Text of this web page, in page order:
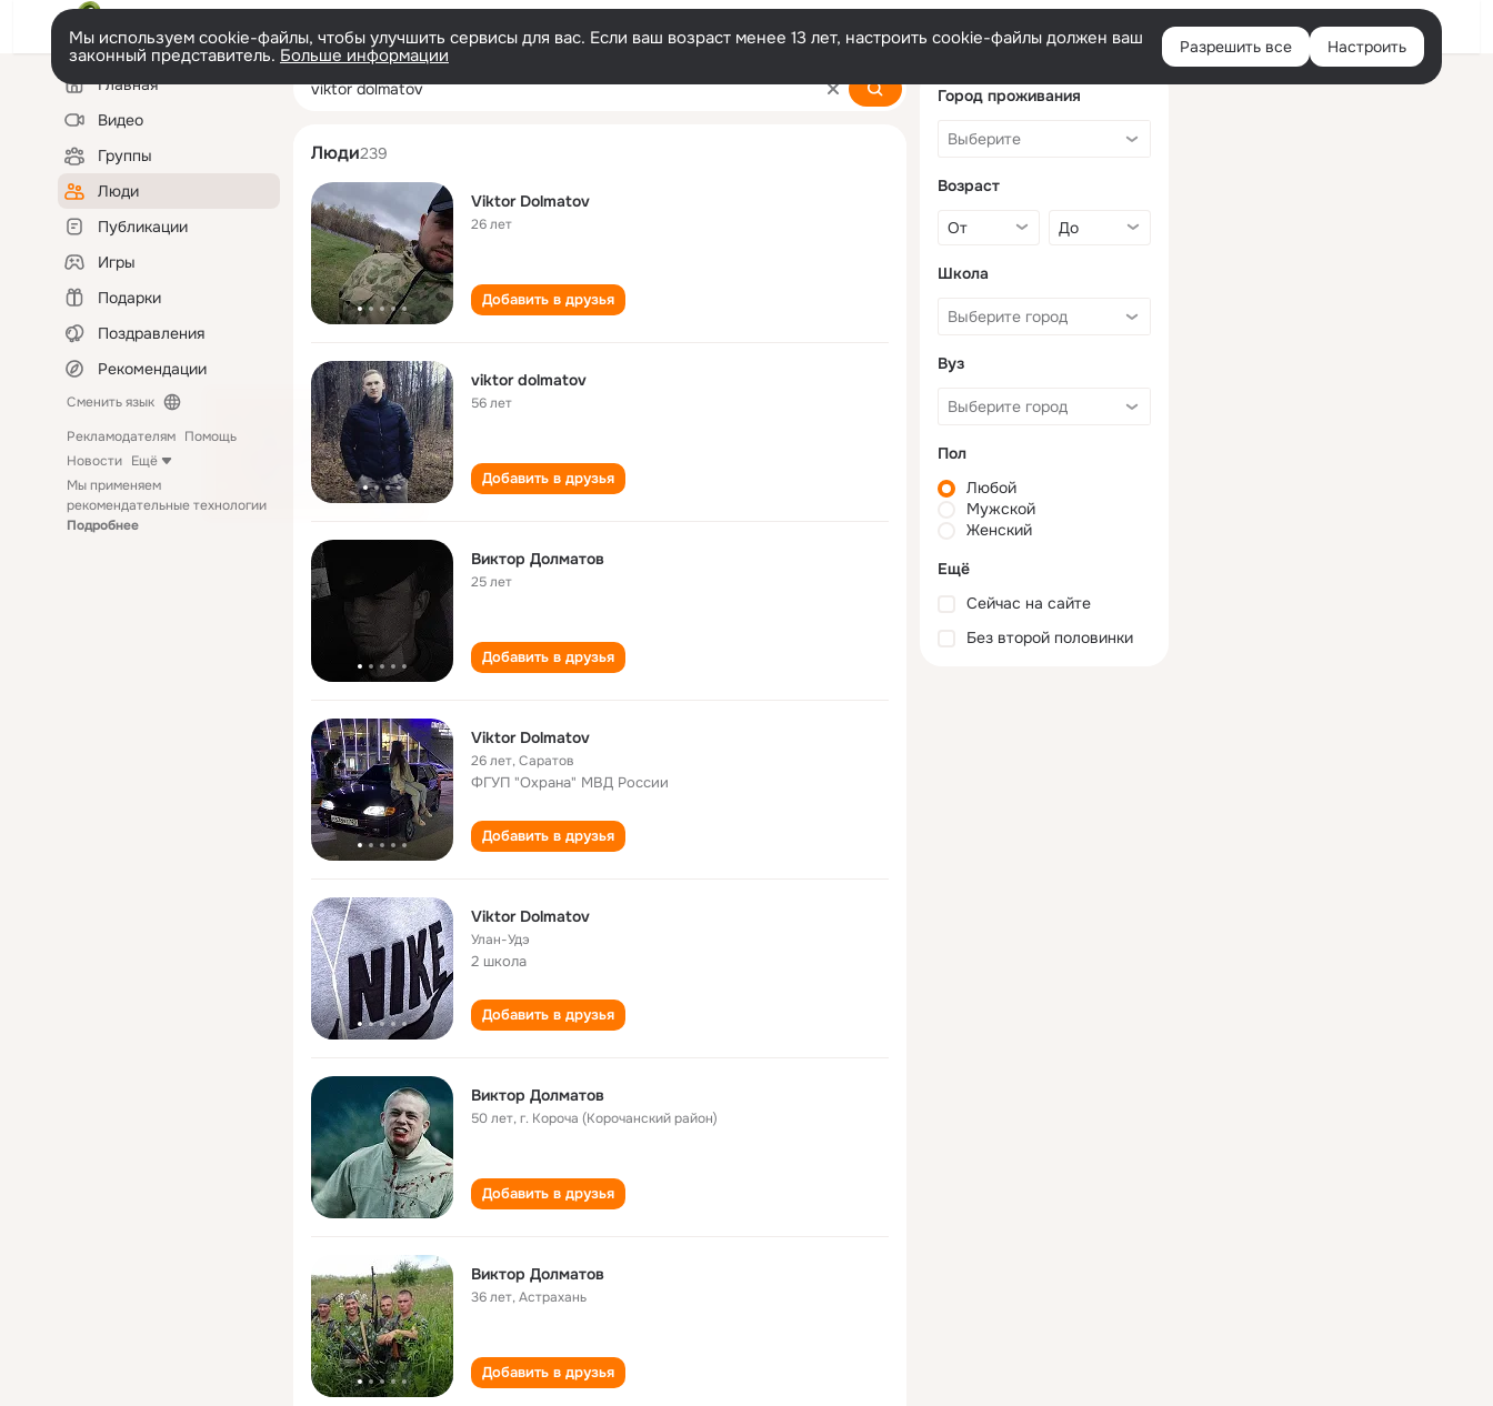
Войти
Мы используем cookie-файлы, чтобы улучшить сервисы для вас. Если ваш возраст менее 13 лет, настроить cookie-файлы должен ваш
законный представитель. Больше информации Разрешить все Настроить
Левая
колонкаГлавная
Видео
Группы
Люди
Публикации
Игры
Подарки
Поздравления
Рекомендации
Сменить язык
Рекламодателям Помощь
Новости Ещё
Мы применяем
рекомендательные технологии
Подробнее
viktor dolmatov
Люди239
Viktor Dolmatov
26 лет
Добавить в друзья
viktor dolmatov
56 лет
Добавить в друзья
Виктор Долматов
25 лет
Добавить в друзья
Viktor Dolmatov
26 лет,Саратов
ФГУП "Охрана" МВД России
Добавить в друзья
Viktor Dolmatov
Улан-Удэ
2 школа
Добавить в друзья
Виктор Долматов
50 лет,г. Короча (Корочанский район)
Добавить в друзья
Виктор Долматов
36 лет,Астрахань
Добавить в друзья
Город проживания
Возраст
Школа
Вуз
Пол
Любой
Мужской
Женский
Ещё
Сейчас на сайте
Без второй половинки